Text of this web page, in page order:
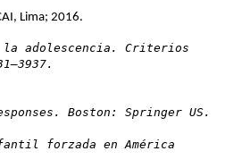
Lima; 2016.
la adolescencia. Criterios
Boston: Springer US.
forzada en América